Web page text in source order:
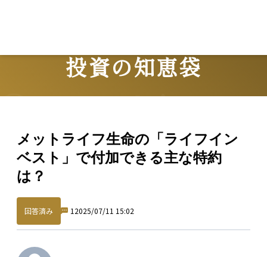
投資の知恵袋
メットライフ生命の「ライフイン
ベスト」で付加できる主な特約
は？
回答済み 1 2025/07/11 15:02